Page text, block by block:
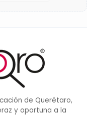
de Querétaro,
y oportuna a la